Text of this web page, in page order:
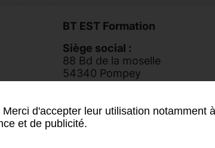
d'accepter leur utilisation notamment
et de publicité.
BT EST Formation
Siège social :
88 Bd de la moselle
54340 Pompey